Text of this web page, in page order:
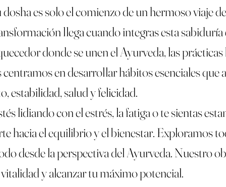
es solo el comienzo de un hermoso viaje
llega cuando integras esta
donde se unen el Ayurveda, las
centramos en desarrollar hábitos esenciales
estabilidad, salud y felicidad.
lidiando con el estrés, la fatiga o te sientas
hacia el equilibrio y el bienestar. Exploramos
desde la perspectiva del Ayurveda. Nuestro
y alcanzar tu máximo potencial.